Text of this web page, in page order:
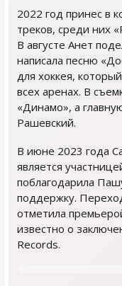
2022 год принес в
треков, среди них
В августе Анет
написала песню
для хоккея,
всех аренах. В
«Динамо», а
Рашевский.
В июне 2023 года
является
поблагодарила
поддержку.
отметила
известно о
Records.